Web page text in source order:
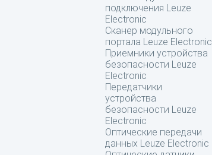
подключения Leuze
Electronic
Сканер модульного
портала Leuze Electronic
Приемники устройства
безопасности Leuze
Electronic
Передатчики
устройства
безопасности Leuze
Electronic
Оптические передачи
данных Leuze Electronic